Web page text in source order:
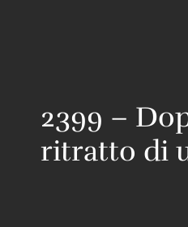
2399 –
ritratto di